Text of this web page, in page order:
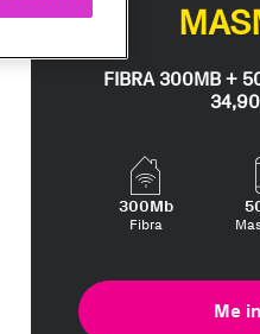
FIBRA 300MB +
300Mb
Fibra
Me